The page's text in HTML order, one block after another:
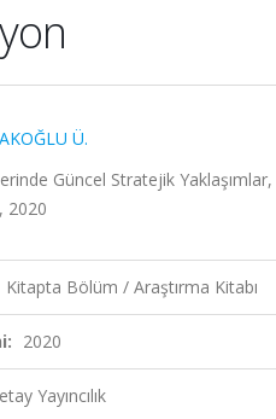
Ü.
Güncel Stratejik Yaklaşımlar,
2020
Kitapta Bölüm / Araştırma Kitabı
2020
Yayıncılık